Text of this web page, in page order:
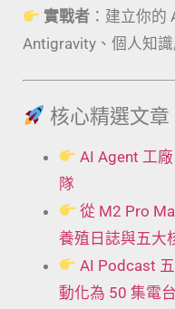
實戰者 ：建立你的
Antigravity、個人知識
核心精選文章
AI Agent 工
隊
從 M2 Pro
養殖日誌與五大
AI Podcast
動化為 50 集電